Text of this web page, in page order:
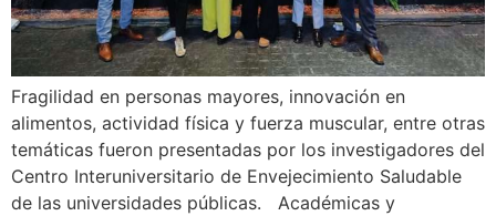
Fragilidad en personas mayores, innovación en
alimentos, actividad física y fuerza muscular, entre otras
temáticas fueron presentadas por los investigadores del
Centro Interuniversitario de Envejecimiento Saludable
de las universidades públicas. Académicas y